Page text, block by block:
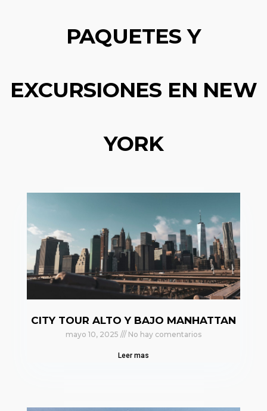
PAQUETES Y
EXCURSIONES EN NEW
YORK
CITY TOUR ALTO Y BAJO MANHATTAN
mayo 10, 2025 No hay comentarios
Leer mas